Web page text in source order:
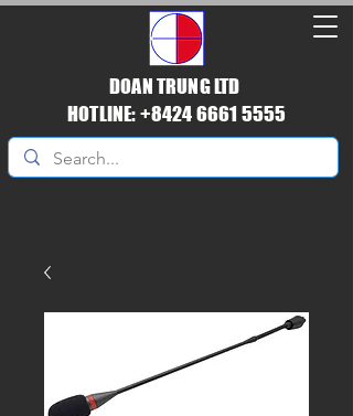
DOAN TRUNG LTD
HOTLINE: +8424 6661 5555